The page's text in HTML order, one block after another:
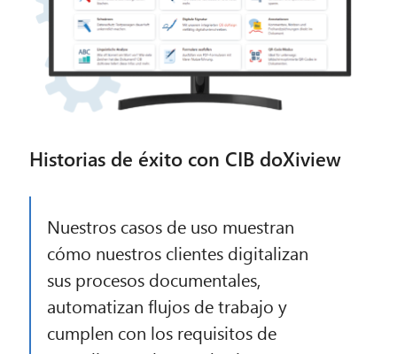
Historias de éxito con CIB doXiview
Nuestros casos de uso muestran
cómo nuestros clientes digitalizan
sus procesos documentales,
automatizan flujos de trabajo y
cumplen con los requisitos de